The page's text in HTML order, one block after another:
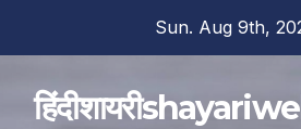
Sun. Aug 9th,